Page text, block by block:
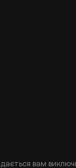
вам